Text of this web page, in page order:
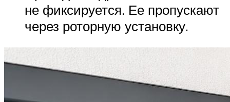
не фиксируется. Ее пропускают
через роторную установку.